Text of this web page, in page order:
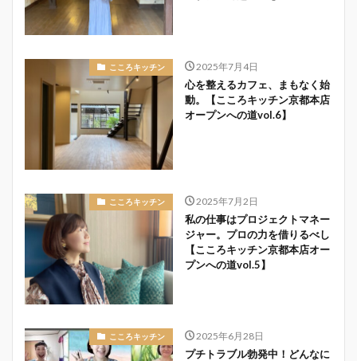
こころキッチン 2025年7月4日
心を整えるカフェ、まもなく始
動。【こころキッチン京都本店
オープンへの道vol.6】
こころキッチン 2025年7月2日
私の仕事はプロジェクトマネー
ジャー。プロの力を借りるべし
【こころキッチン京都本店オー
プンへの道vol.5】
こころキッチン 2025年6月28日
プチトラブル勃発中！どんなに